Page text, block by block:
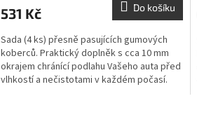
531 Kč Do košíku
Sada (4 ks) přesně pasujících gumových
koberců. Praktický doplněk s cca 10 mm
okrajem chránící podlahu Vašeho auta před
vlhkostí a nečistotami v každém počasí.